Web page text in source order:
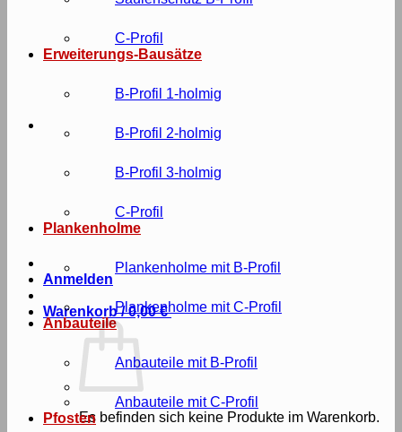
Anmelden
Warenkorb /0,00€
Es befinden sich keine Produkte im Warenkorb.
C-Profil
Erweiterungs-Bausätze
B-Profil 1-holmig
B-Profil 2-holmig
B-Profil 3-holmig
C-Profil
Plankenholme
Plankenholme mit B-Profil
Plankenholme mit C-Profil
Anbauteile
Anbauteile mit B-Profil
Anbauteile mit C-Profil
Pfosten